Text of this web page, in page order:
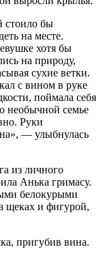
стоило бы
на месте.
хотя бы
на природу,
сухие ветки.
с вином в руке
поймала себя
необычной семье
Руки
— улыбнулась
из личного
Анька гримасу.
белокурыми
щеках и фигурой,
пригубив вина.